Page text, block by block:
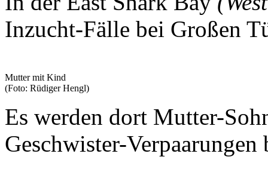
Inzucht-Fälle bei Großen
Mutter mit Kind
(Foto: Rüdiger Hengl)
Es werden dort Mutter-
Geschwister-Verpaarungen